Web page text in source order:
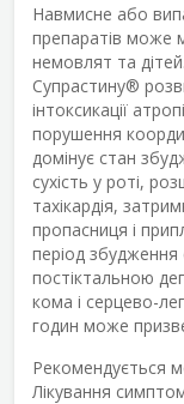
Навмисне або
препаратів може
немовлят та
Супрастину®
інтоксикації
порушення
домінує стан
сухість у роті,
тахікардія,
пропасниця і
період
постіктальною
кома і серцево-
годин може
Рекомендується
Лікування